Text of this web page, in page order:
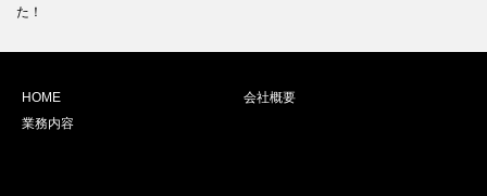
た！
HOME
会社概要
業務内容